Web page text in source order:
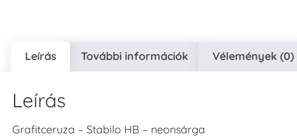
Leírás További információk Vélemények (0)
Leírás
Grafitceruza – Stabilo HB – neonsárga